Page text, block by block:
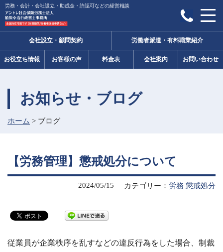
労務・会計・会社設立・助成金・許認可などの経営相談
会社設立・顧問契約 労働者派遣・有料職業紹介
お役立ち情報 お客様の声 料金表 会社案内 お問い合わせ
お知らせ・ブログ
ホーム > ブログ
【労務管理】懲戒処分について
カテゴリー： 労務 懲戒処分
2024/05/15
従業員が企業秩序を乱すなどの違反行為をした場合、制裁